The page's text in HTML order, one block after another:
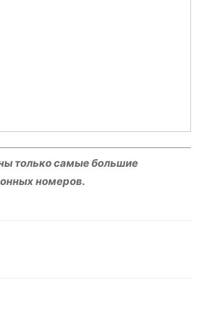
только самые большие
номеров.